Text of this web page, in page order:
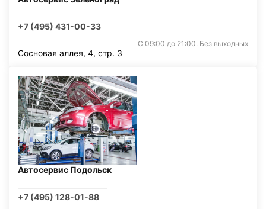
+7 (495) 431-00-33
С 09:00 до 21:00. Без выходных
Сосновая аллея, 4, стр. 3
Автосервис Подольск
+7 (495) 128-01-88